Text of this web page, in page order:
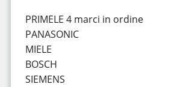
PRIMELE 4 marci in ordine
PANASONIC
MIELE
BOSCH
SIEMENS